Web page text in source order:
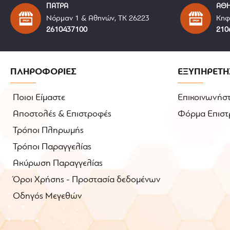
ΠΑΤΡΑ
Νόρμαν 1 & Αθηνών, ΤΚ 26223
2610437100
ΠΛΗΡΟΦΟΡΙΕΣ
Ποιοι Είμαστε
Αποστολές & Επιστροφές
Τρόποι Πληρωμής
Τρόποι Παραγγελίας
Ακύρωση Παραγγελίας
Όροι Χρήσης - Προστασία δεδομένων
Οδηγός Μεγεθών
Φόρμα